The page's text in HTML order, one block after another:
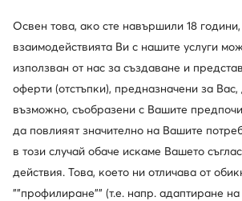
Освен това, ако сте навършили 18
взаимодействията Ви с нашите услуги
използван от нас за създаване и
оферти (отстъпки), предназначени за
възможно, съобразени с Вашите
да повлияят значително на Вашите
в този случай обаче искаме Вашето
действия. Това, което ни отличава от
""профилиране"" (т.е. напр. адаптиране